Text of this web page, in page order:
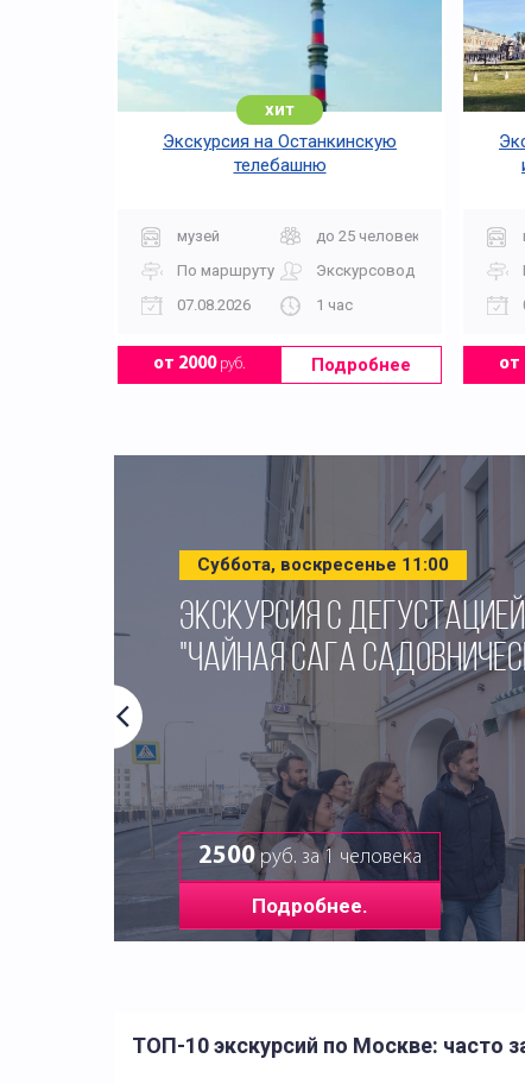
хит
Экскурсия на Останкинскую
телебашню
музей
до 25 человек
По маршруту
Экскурсовод
07.08.2026
1 час
от 2000руб. Подробнее от
Суббота, воскресенье 11:00
ЭКСКУРСИЯ С
"ЧАЙНАЯ САГА
2500руб. за 1 человека
Подробнее.
ТОП-10 экскурсий по Москве: часто